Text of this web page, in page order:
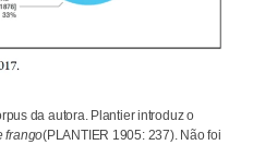
da autora. Plantier introduz o
frango(PLANTIER 1905: 237). Não foi